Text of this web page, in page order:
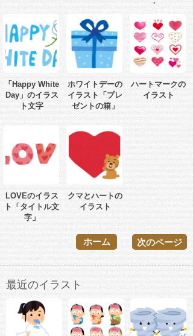
ト」
「Happy White
Day」のイラス
ト文字
ホワイトデーの
イラスト「プレ
ゼントの箱」
ハートマークの
イラスト
LOVEのイラス
ト「タイトル文
字」
クマとハートの
イラスト
次のページ
ホーム
最近のイラスト